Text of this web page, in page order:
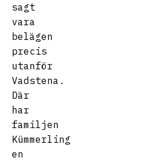
sagt
vara
belägen
precis
utanför
Vadstena.
Där
har
familjen
Kümmerling
en